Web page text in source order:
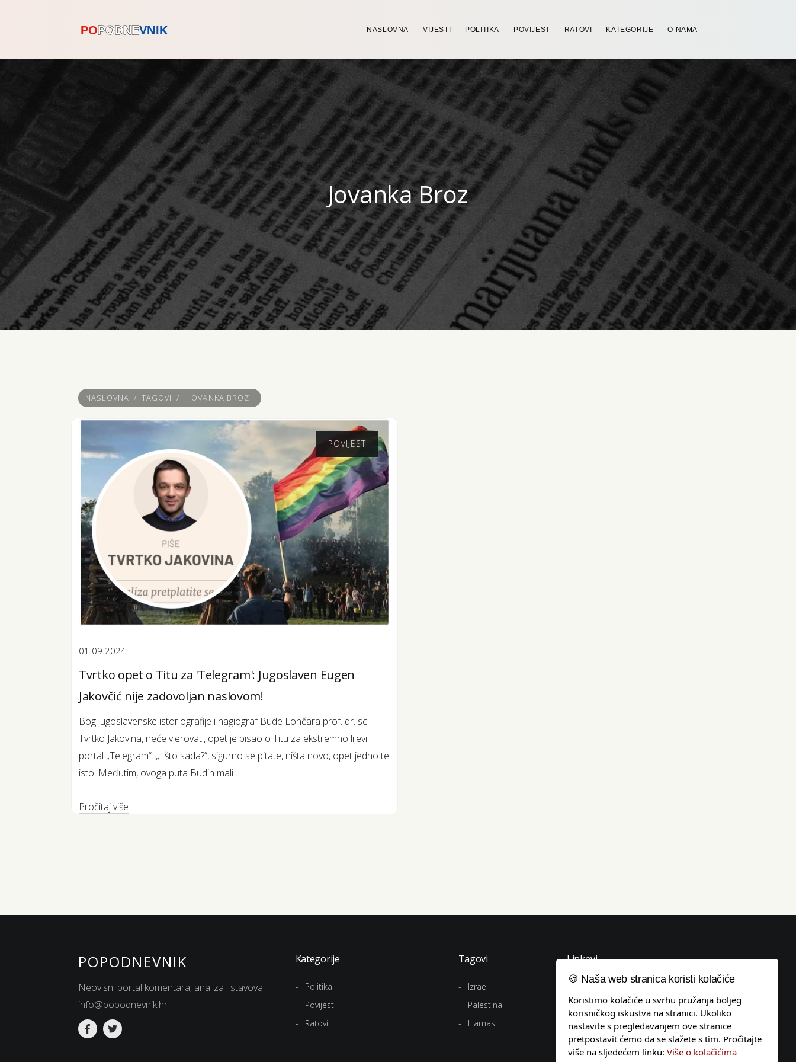
NASLOVNA VIJESTI POLITIKA POVIJEST RATOVI KATEGORIJE O NAMA
Jovanka Broz
NASLOVNA / TAGOVI / JOVANKA BROZ
POVIJEST
01.09.2024
Tvrtko opet o Titu za 'Telegram': Jugoslaven Eugen
Jakovčić nije zadovoljan naslovom!
Bog jugoslavenske istoriografije i hagiograf Bude Lončara prof. dr. sc.
Tvrtko Jakovina, neće vjerovati, opet je pisao o Titu za ekstremno lijevi
portal „Telegram“. „I što sada?“, sigurno se pitate, ništa novo, opet jedno te
isto. Međutim, ovoga puta Budin mali ...
Pročitaj više
POPODNEVNIK
Neovisni portal komentara, analiza i stavova.
info@popodnevnik.hr
Kategorije
Politika
Povijest
Ratovi
Tagovi
Izrael
Palestina
Hamas
Linkovi
Politika privatnosti
Pravila o kolačićima
Impressum
🍪 Naša web stranica koristi kolačiće
Koristimo kolačiće u svrhu pružanja boljeg
korisničkog iskustva na stranici. Ukoliko
nastavite s pregledavanjem ove stranice
pretpostavit ćemo da se slažete s tim. Pročitajte
više na sljedećem linku: Više o kolačićima